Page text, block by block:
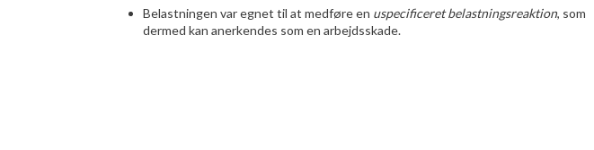
Belastningen var egnet til at medføre en uspecificeret belastningsreaktion, som
dermed kan anerkendes som en arbejdsskade.